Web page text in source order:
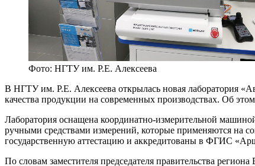
Фото: НГТУ им. Р.Е. Алексеева
В НГТУ им. Р.Е. Алексеева открылась новая лаборатория
качества продукции на современных производствах. Об
Лаборатория оснащена координатно‑измерительной
ручными средствами измерений, которые применяются на
государственную аттестацию и аккредитованы в ФГИС
По словам заместителя председателя правительства